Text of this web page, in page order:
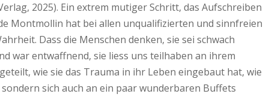
2025). Ein extrem mutiger Schritt, das Aufschreiben
Montmollin hat bei allen unqualifizierten und sinnfreien
Dass die Menschen denken, sie sei schwach
war entwaffnend, sie liess uns teilhaben an ihrem
wie sie das Trauma in ihr Leben eingebaut hat, wie
sich auch an ein paar wunderbaren Buffets